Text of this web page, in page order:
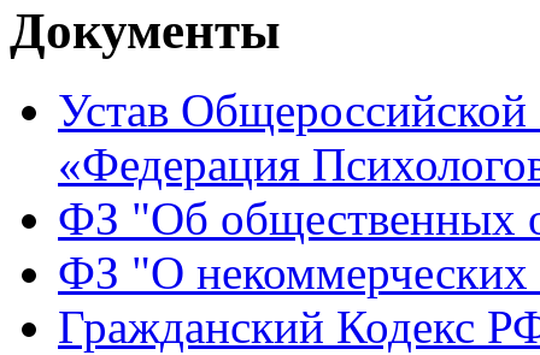
Документы
Устав
«Федерация
ФЗ "Об общественных
ФЗ "О некоммерческих
Гражданский Кодекс